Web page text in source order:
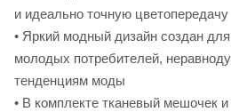
и идеально точную цветопередачу
• Яркий модный дизайн создан
молодых потребителей,
тенденциям моды
• В комплекте тканевый мешочек и